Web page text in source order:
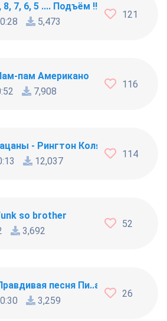
7, 6, 5 .... Подъём !!!
5,473
121
пам Американо
7,908
116
- Рингтон Коляна
12,037
114
so brother
3,692
52
песня Пи..абола
3,259
26